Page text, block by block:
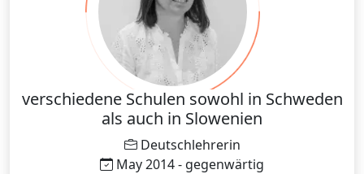
verschiedene Schulen sowohl in Schweden
als auch in Slowenien
Deutschlehrerin
May 2014 - gegenwärtig